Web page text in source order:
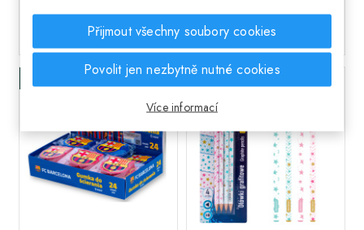
DO KOŠÍKA DO KOŠÍKA
Skladem
Přijmout všechny soubory cookies
Povolit jen nezbytně nutné cookies
Více informací